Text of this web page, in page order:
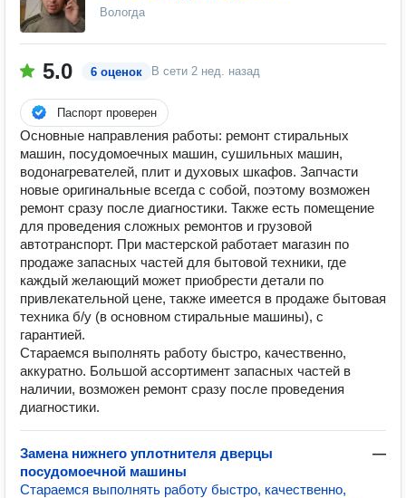
Вологда
5.0 6 оценок В сети 2 нед. назад
Паспорт проверен
Основные направления работы: ремонт стиральных
машин, посудомоечных машин, сушильных машин,
водонагревателей, плит и духовых шкафов. Запчасти
новые оригинальные всегда с собой, поэтому возможен
ремонт сразу после диагностики. Также есть помещение
для проведения сложных ремонтов и грузовой
автотранспорт. При мастерской работает магазин по
продаже запасных частей для бытовой техники, где
каждый желающий может приобрести детали по
привлекательной цене, также имеется в продаже бытовая
техника б/у (в основном стиральные машины), с
гарантией.
Стараемся выполнять работу быстро, качественно,
аккуратно. Большой ассортимент запасных частей в
наличии, возможен ремонт сразу после проведения
диагностики.
Замена нижнего уплотнителя дверцы
посудомоечной машины
—
Стараемся выполнять работу быстро, качественно,